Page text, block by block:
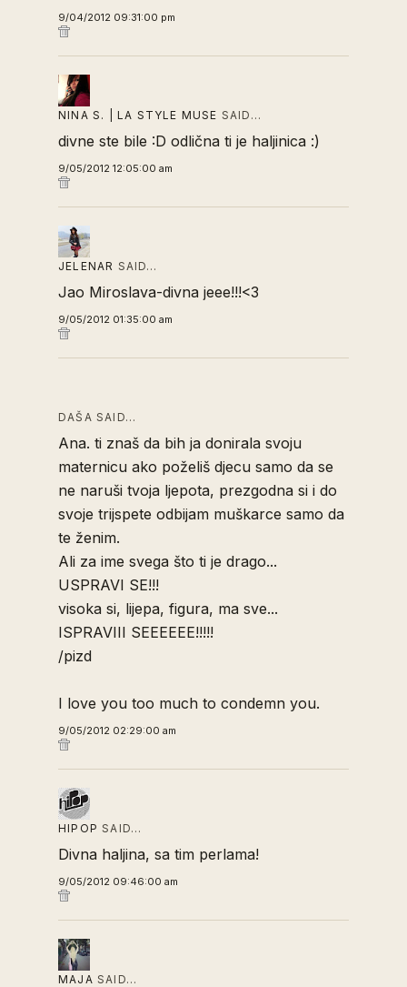
9/04/2012 09:31:00 pm
NINA S. | LA STYLE MUSE SAID…
divne ste bile :D odlična ti je haljinica :)
9/05/2012 12:05:00 am
JELENAR SAID…
Jao Miroslava-divna jeee!!!<3
9/05/2012 01:35:00 am
DAŠA SAID…
Ana. ti znaš da bih ja donirala svoju
maternicu ako poželiš djecu samo da se
ne naruši tvoja ljepota, prezgodna si i do
svoje trijspete odbijam muškarce samo da
te ženim.
Ali za ime svega što ti je drago...
USPRAVI SE!!!
visoka si, lijepa, figura, ma sve...
ISPRAVIII SEEEEEE!!!!!
/pizd
I love you too much to condemn you.
9/05/2012 02:29:00 am
HIPOP SAID…
Divna haljina, sa tim perlama!
9/05/2012 09:46:00 am
MAJA SAID…